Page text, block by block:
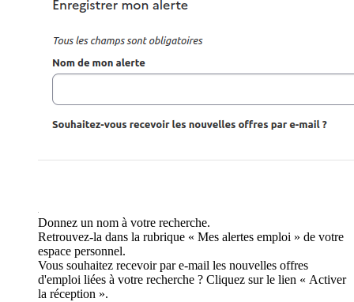
Donnez un nom à votre recherche.
Retrouvez-la dans la rubrique « Mes alertes emploi » de votre
espace personnel.
Vous souhaitez recevoir par e-mail les nouvelles offres
d'emploi liées à votre recherche ? Cliquez sur le lien « Activer
la réception ».